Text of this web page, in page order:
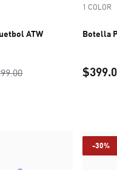
ATW
precio original
1 COLOR
Botella
-30%